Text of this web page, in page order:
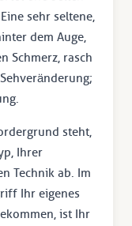
sehr seltene,
dem Auge,
Schmerz, rasch
steht,
Ihrer
Technik ab. Im
Ihr eigenes
ist Ihr